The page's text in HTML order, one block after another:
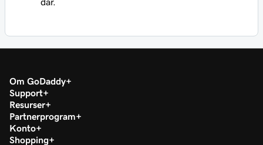
Om GoDaddy
Support
Resurser
Partnerprogram
Konto
Shopping